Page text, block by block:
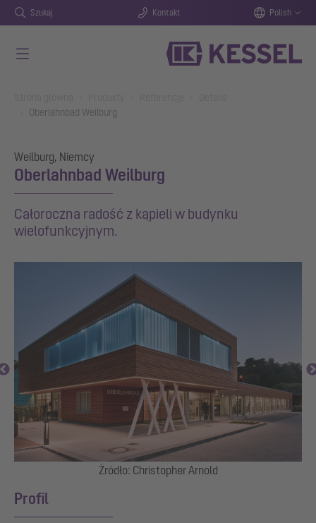
Szukaj Kontakt Polish
Oberlahnbad Weilburg
Weilburg, Niemcy
Oberlahnbad Weilburg
Całoroczna radość z kąpieli w budynku
wielofunkcyjnym.
Źródło: Christopher Arnold
Profil